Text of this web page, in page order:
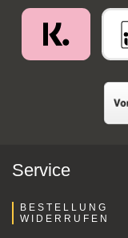
Service
BESTELLUNG
WIDERRUFEN